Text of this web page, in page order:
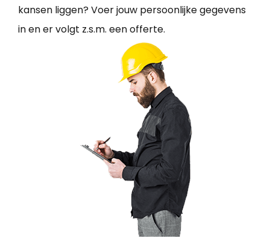
kansen liggen? Voer jouw persoonlijke gegevens
in en er volgt z.s.m. een offerte.